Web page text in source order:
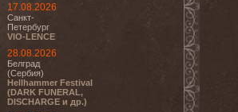
17.08.2026
Санкт-
Петербург
VIO-LENCE
28.08.2026
Белград
(Сербия)
Hellhammer Festival
(DARK FUNERAL,
DISCHARGE и др.)